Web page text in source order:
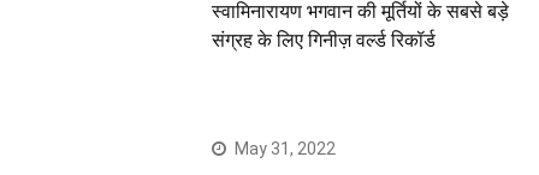
स्वामिनारायण भगवान की मूर्तियों के सबसे बड़े
संग्रह के लिए गिनीज़ वर्ल्ड रिकॉर्ड
May 31, 2022